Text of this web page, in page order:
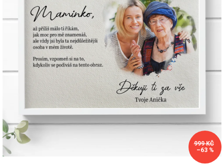
Příležitosti
Domácnost
Kolekce
Přihlášení
999 KČ
–63 %